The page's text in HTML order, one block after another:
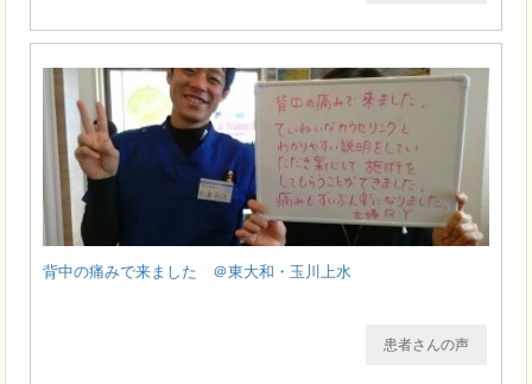
背中の痛みで来ました ＠東大和・玉川上水
患者さんの声